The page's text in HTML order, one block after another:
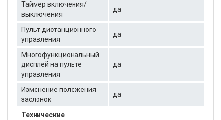
Таймер включения/
выключения
да
Пульт дистанционного
управления
да
Многофункциональный
дисплей на пульте
управления
да
Изменение положения
заслонок
да
Технические